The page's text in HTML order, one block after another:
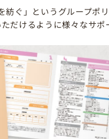
ぐ」というグループポリ
だけるように様々なサポ